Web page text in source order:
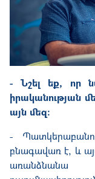
- Նշել եք, որ
իրականության
այն մեզ:
-
բնագավառ է, և